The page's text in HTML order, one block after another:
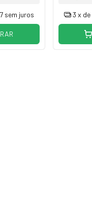
sem juros 3 x de